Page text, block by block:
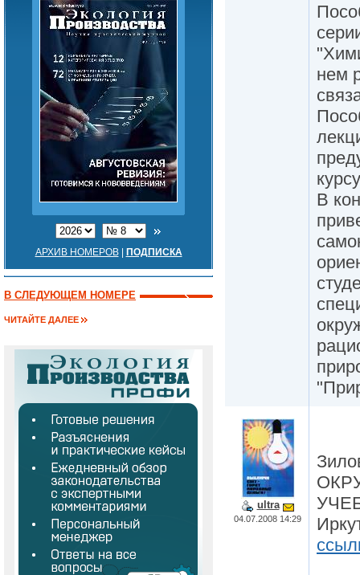
АРХИВ НОМЕРОВ| ПОДПИСКА
В СЛЕДУЮЩЕМ НОМЕРЕ
ЧИТАЙТЕ ДАЛЕЕ
нем
В
ultra
04.07.2008 14:29